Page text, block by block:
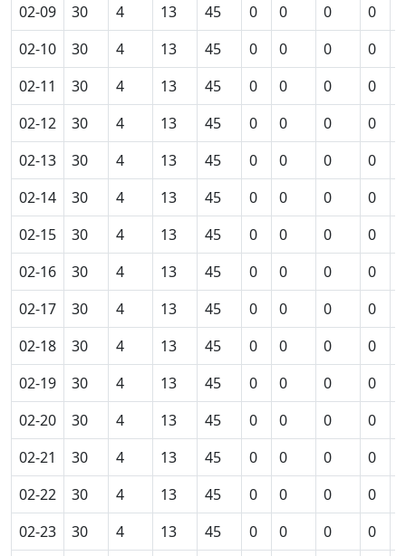
02-09
30 4 13 45 0 0 0 0
02-10
30 4 13 45 0 0 0 0
02-11
30 4 13 45 0 0 0 0
02-12
30 4 13 45 0 0 0 0
02-13
30 4 13 45 0 0 0 0
02-14
30 4 13 45 0 0 0 0
02-15
30 4 13 45 0 0 0 0
02-16
30 4 13 45 0 0 0 0
02-17
30 4 13 45 0 0 0 0
02-18
30 4 13 45 0 0 0 0
02-19
30 4 13 45 0 0 0 0
02-20
30 4 13 45 0 0 0 0
02-21
30 4 13 45 0 0 0 0
02-22
30 4 13 45 0 0 0 0
02-23
30 4 13 45 0 0 0 0